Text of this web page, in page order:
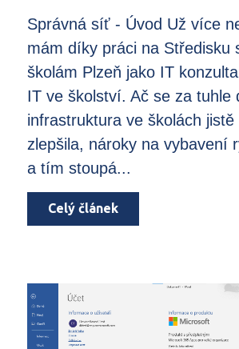
Správná síť - Úvod Už více
mám díky práci na Středisku
školám Plzeň jako IT
IT ve školství. Ač se za tuhle
infrastruktura ve školách jistě
zlepšila, nároky na vybavení
a tím stoupá...
Celý článek